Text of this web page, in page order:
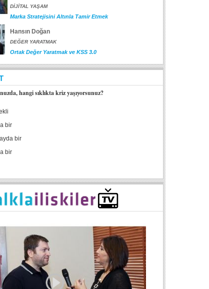
DİJİTAL YAŞAM
Marka Stratejisini Altınla Tamir Etmek
Hansın Doğan
DEĞER YARATMAK
Ortak Değer Yaratmak ve KSS 3.0
hangi sıklıkta kriz yaşıyorsunuz?
bir
bir
bir